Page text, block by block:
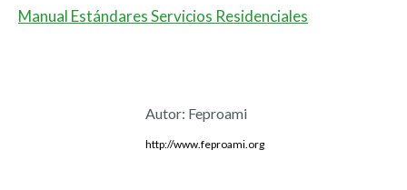
Manual Estándares Servicios Residenciales
Autor: Feproami
http://www.feproami.org